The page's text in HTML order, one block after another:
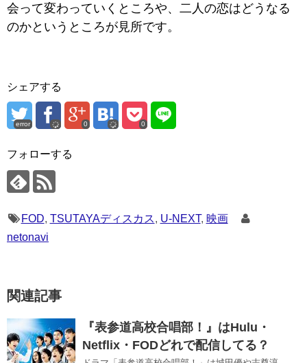
会って変わっていくところや、二人の恋はどうなる
のかというところが見所です。
シェアする
error 0 0
フォローする
FOD, TSUTAYAディスカス, U-NEXT, 映画
netonavi
関連記事
『表参道高校合唱部！』はHulu・
Netflix・FODどれで配信してる？